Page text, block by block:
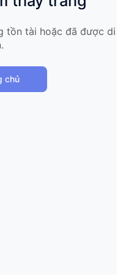
tồn tài hoặc đã được di
chủ